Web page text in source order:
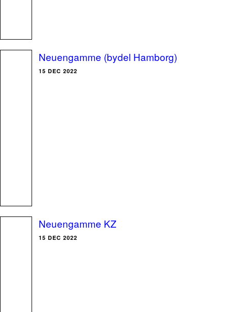
Neuengamme (bydel Hamborg)
15 DEC 2022
Neuengamme KZ
15 DEC 2022